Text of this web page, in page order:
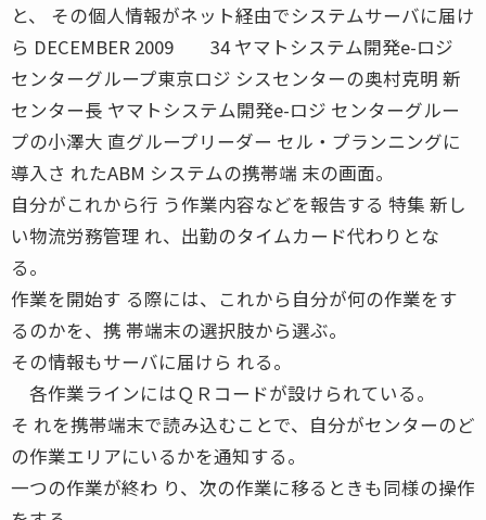
と、 その個人情報がネット経由でシステムサーバに届け
ら DECEMBER 2009 34 ヤマトシステム開発e-ロジ
センターグループ東京ロジ シスセンターの奥村克明 新
センター長 ヤマトシステム開発e-ロジ センターグルー
プの小澤大 直グループリーダー セル・プランニングに
導入さ れたABM システムの携帯端 末の画面。
自分がこれから行 う作業内容などを報告する 特集 新し
い物流労務管理 れ、出勤のタイムカード代わりとな
る。
作業を開始す る際には、これから自分が何の作業をす
るのかを、携 帯端末の選択肢から選ぶ。
その情報もサーバに届けら れる。
各作業ラインにはＱＲコードが設けられている。
そ れを携帯端末で読み込むことで、自分がセンターのど
の作業エリアにいるかを通知する。
一つの作業が終わ り、次の作業に移るときも同様の操作